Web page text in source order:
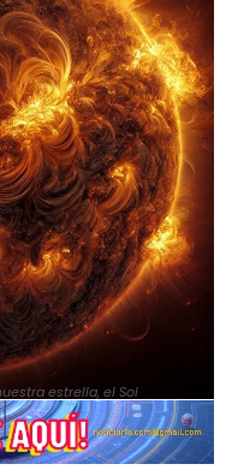
estrella, el Sol